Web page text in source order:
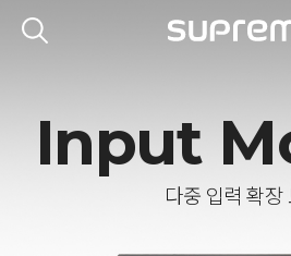
Input
다중 입력 확장